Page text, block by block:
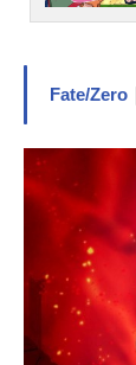
Fate/Zero